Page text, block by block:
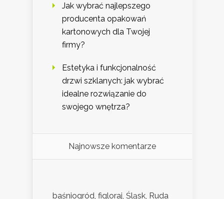
Jak wybrać najlepszego
producenta opakowań
kartonowych dla Twojej
firmy?
Estetyka i funkcjonalność
drzwi szklanych: jak wybrać
idealne rozwiązanie do
swojego wnętrza?
Najnowsze komentarze
baśniogród, figloraj, Śląsk, Ruda